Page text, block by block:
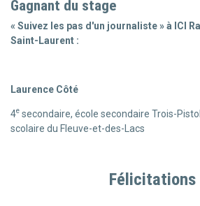
Gagnant du stage
« Suivez les pas d'un journaliste » à ICI
Saint-Laurent :
Laurence Côté
4e secondaire, école secondaire Trois-
scolaire du Fleuve-et-des-Lacs
Félicitations